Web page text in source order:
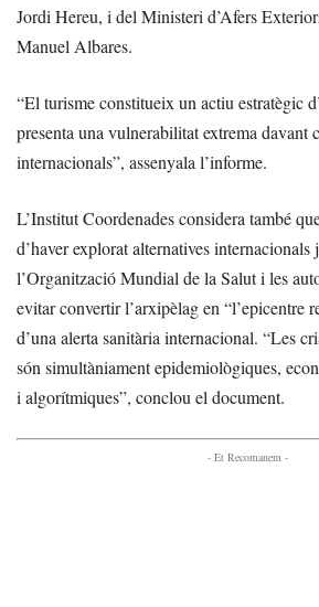
Jordi Hereu, i del Ministeri d’Afers
Manuel Albares.
“El turisme constitueix un actiu estratègic
presenta una vulnerabilitat extrema davant
internacionals”, assenyala l’informe.
L’Institut Coordenades considera també
d’haver explorat alternatives internacionals
l’Organització Mundial de la Salut i les
evitar convertir l’arxipèlag en “l’epicentre
d’una alerta sanitària internacional. “Les
són simultàniament epidemiològiques,
i algorítmiques”, conclou el document.
- Et Recomanem -